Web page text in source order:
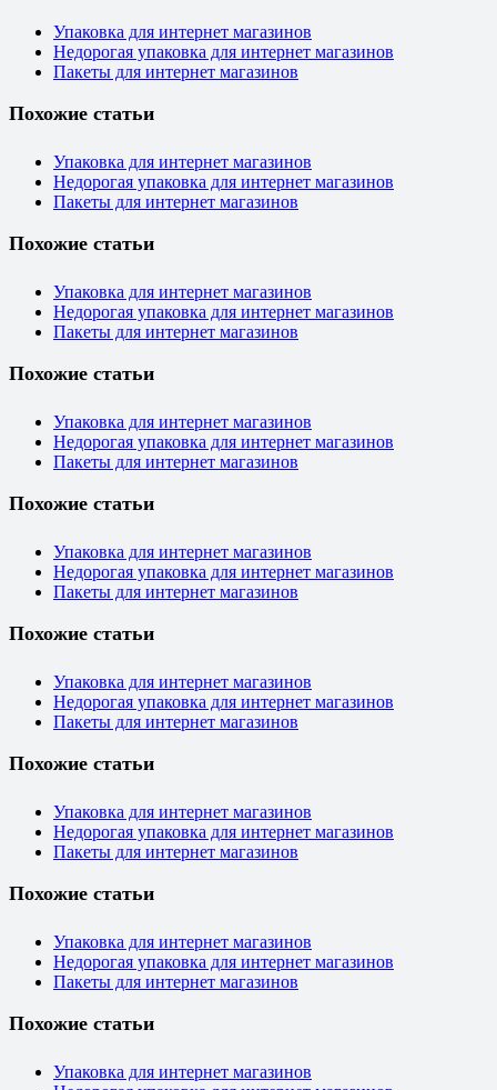
Упаковка для интернет магазинов
Недорогая упаковка для интернет магазинов
Пакеты для интернет магазинов
Похожие статьи
Упаковка для интернет магазинов
Недорогая упаковка для интернет магазинов
Пакеты для интернет магазинов
Похожие статьи
Упаковка для интернет магазинов
Недорогая упаковка для интернет магазинов
Пакеты для интернет магазинов
Похожие статьи
Упаковка для интернет магазинов
Недорогая упаковка для интернет магазинов
Пакеты для интернет магазинов
Похожие статьи
Упаковка для интернет магазинов
Недорогая упаковка для интернет магазинов
Пакеты для интернет магазинов
Похожие статьи
Упаковка для интернет магазинов
Недорогая упаковка для интернет магазинов
Пакеты для интернет магазинов
Похожие статьи
Упаковка для интернет магазинов
Недорогая упаковка для интернет магазинов
Пакеты для интернет магазинов
Похожие статьи
Упаковка для интернет магазинов
Недорогая упаковка для интернет магазинов
Пакеты для интернет магазинов
Похожие статьи
Упаковка для интернет магазинов